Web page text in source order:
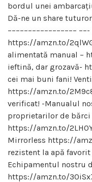
bordul unei
Dă-ne un share
–––––––––––––––––
https://amzn.to/
alimentată manual –
ieftină, dar grozavă-
cei mai buni fani!
https://amzn.to/
verificat! -Manualul
proprietarilor de bărci
https://amzn.to/
Mirrorless https://
rezistent la apă
Echipamentul nostru
https://amzn.to/